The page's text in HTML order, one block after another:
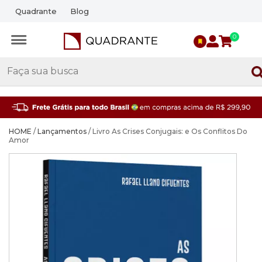
Quadrante Blog
0
HOME / Lançamentos / Livro As Crises Conjugais: e Os Conflitos Do
Amor